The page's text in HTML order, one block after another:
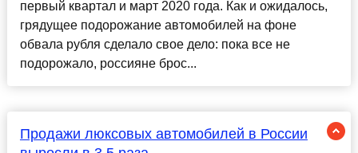
первый квартал и март 2020 года. Как и ожидалось,
грядущее подорожание автомобилей на фоне
обвала рубля сделало свое дело: пока все не
подорожало, россияне брос...
Продажи люксовых автомобилей в России